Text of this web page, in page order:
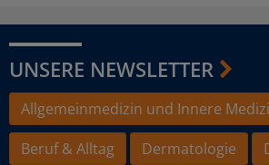
UNSERE NEWSLETTER
Allgemeinmedizin und Innere
Beruf & Alltag
Dermatologie